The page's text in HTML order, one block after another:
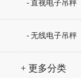
- 直视电子吊秤
- 无线电子吊秤
+ 更多分类